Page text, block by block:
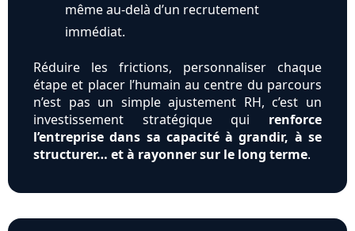
même au-delà d’un recrutement
immédiat.
Réduire les frictions, personnaliser chaque
étape et placer l’humain au centre du parcours
n’est pas un simple ajustement RH, c’est un
investissement stratégique qui renforce
l’entreprise dans sa capacité à grandir, à se
structurer… et à rayonner sur le long terme.